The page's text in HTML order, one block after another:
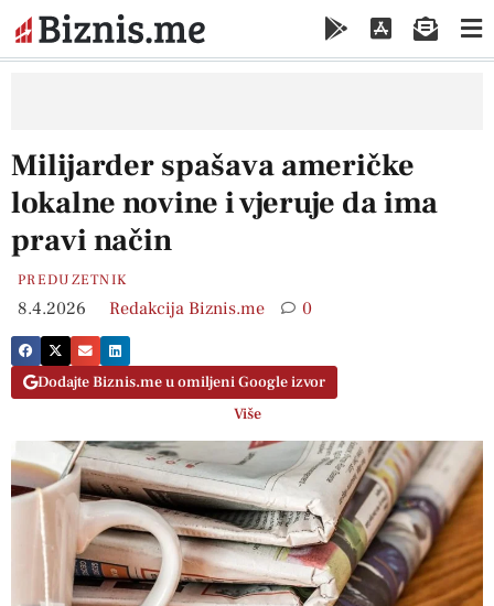
Milijarder spašava američke
lokalne novine i vjeruje da ima
pravi način
PREDUZETNIK
8.4.2026 Redakcija Biznis.me 0
Dodajte Biznis.me u omiljeni Google izvor
Više